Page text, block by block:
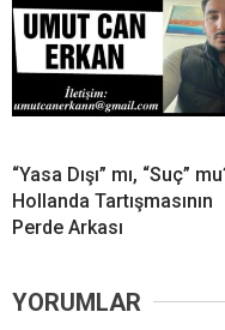
“Yasa Dışı” mı, “Suç”
Hollanda Tartışmasının
Perde Arkası
YORUMLAR